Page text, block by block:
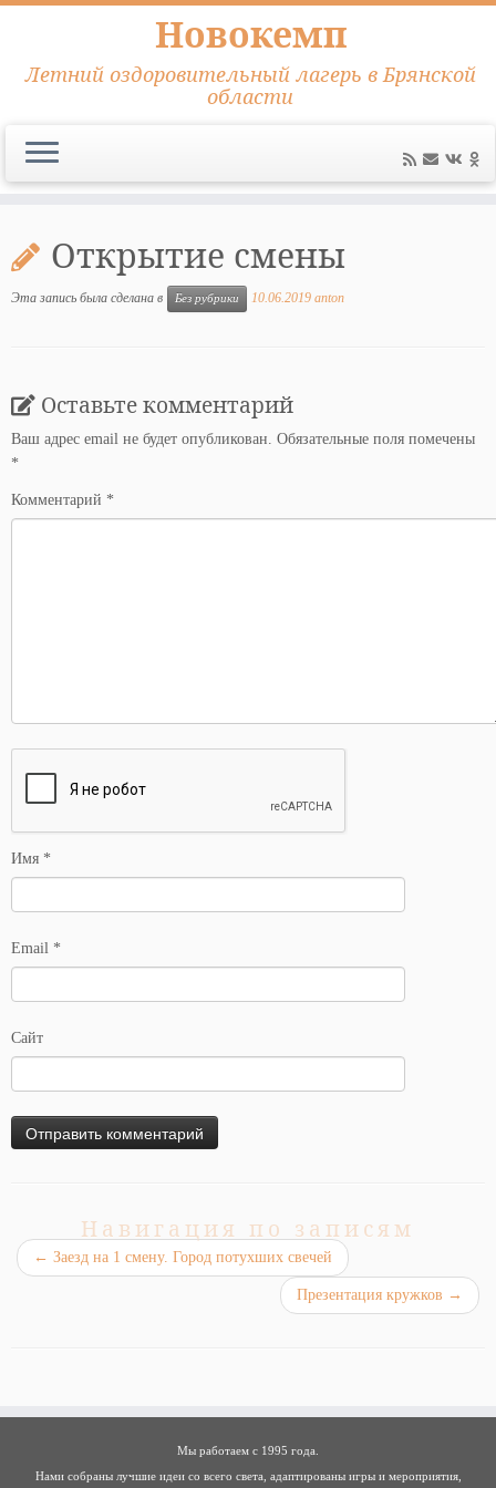
содержимому
Новокемп
Летний оздоровительный лагерь в Брянской
области
Открытие смены
Эта запись была сделана в Без рубрики 10.06.2019 anton
Оставьте комментарий
Ваш адрес email не будет опубликован. Обязательные поля помечены
*
Комментарий *
Имя *
Email *
Сайт
Навигация по записям
← Заезд на 1 смену. Город потухших свечей
Презентация кружков →
Мы работаем с 1995 года.
Нами собраны лучшие идеи со всего света, адаптированы игры и мероприятия,